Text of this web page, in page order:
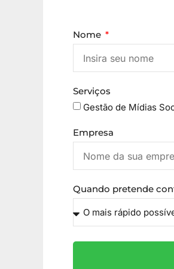
Nome
Serviços
Gestão de Mídias
Empresa
Quando pretende